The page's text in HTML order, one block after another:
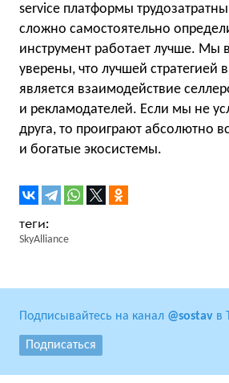
service платформы
сложно самостоятельно
инструмент работает лучше. Мы
уверены, что лучшей стратегией
является взаимодействие
и рекламодателей. Если мы не
друга, то проиграют абсолютно
и богатые экосистемы.
SkyAlliance
Подписывайтесь на канал @sostav в
Подписаться